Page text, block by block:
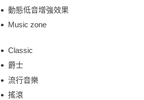
動態低音增強效果
Music zone
Classic
爵士
流行音樂
搖滾